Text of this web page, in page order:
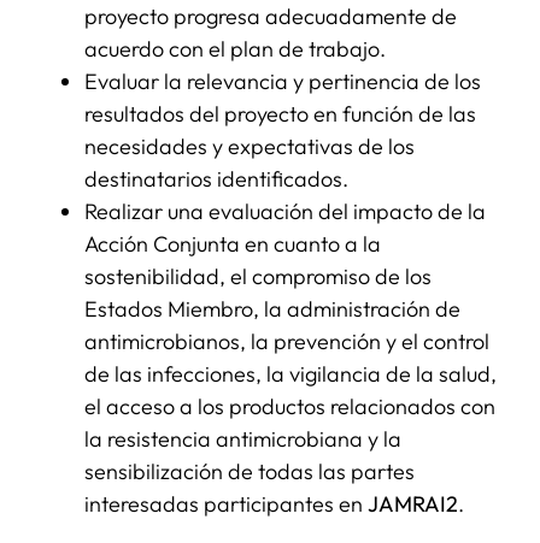
proyecto progresa adecuadamente de
acuerdo con el plan de trabajo.
Evaluar la relevancia y pertinencia de los
resultados del proyecto en función de las
necesidades y expectativas de los
destinatarios identificados.
Realizar una evaluación del impacto de la
Acción Conjunta en cuanto a la
sostenibilidad, el compromiso de los
Estados Miembro, la administración de
antimicrobianos, la prevención y el control
de las infecciones, la vigilancia de la salud,
el acceso a los productos relacionados con
la resistencia antimicrobiana y la
sensibilización de todas las partes
interesadas participantes en JAMRAI2.